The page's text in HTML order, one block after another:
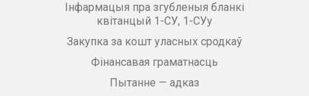
Інфармацыя пра згубленыя бланкі
квітанцый 1-СУ, 1-СУу
Закупка за кошт уласных сродкаў
Фінансавая граматнасць
Пытанне — адказ